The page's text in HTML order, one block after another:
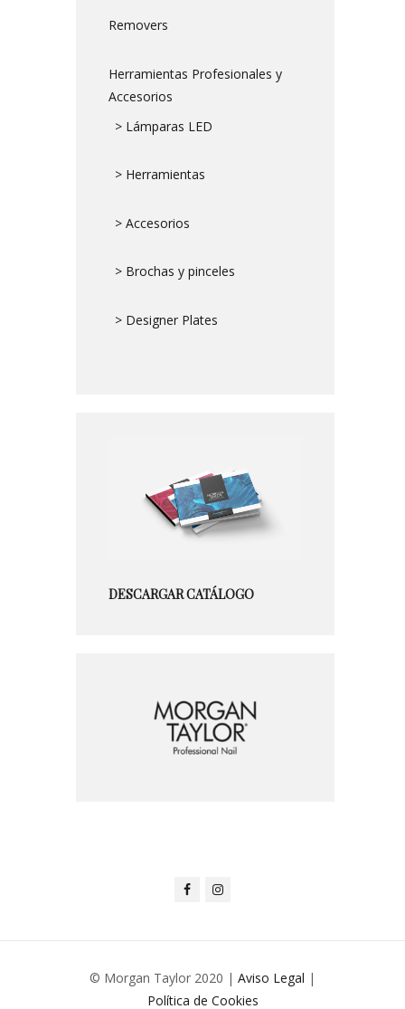
Removers
Herramientas Profesionales y
Accesorios
> Lámparas LED
> Herramientas
> Accesorios
> Brochas y pinceles
> Designer Plates
DESCARGAR CATÁLOGO
© Morgan Taylor 2020 | Aviso Legal |
Política de Cookies